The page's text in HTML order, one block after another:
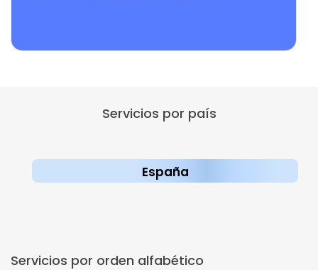
Servicios por país
España
Servicios por orden alfabético